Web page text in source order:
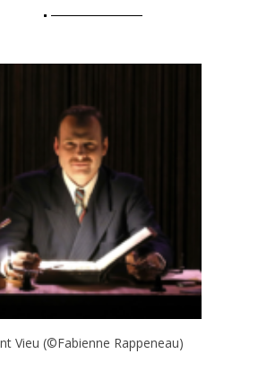
Vieu (©Fabienne Rappeneau)